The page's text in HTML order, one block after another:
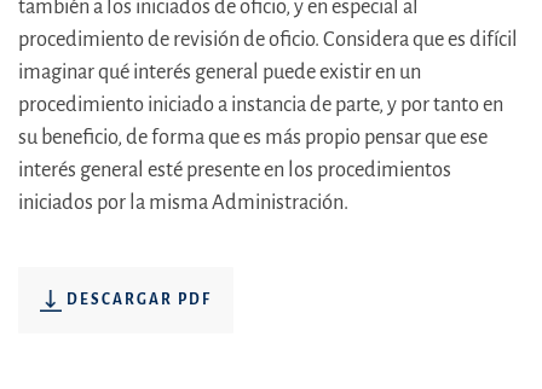
también a los iniciados de oficio, y en especial al
procedimiento de revisión de oficio. Considera que es difícil
imaginar qué interés general puede existir en un
procedimiento iniciado a instancia de parte, y por tanto en
su beneficio, de forma que es más propio pensar que ese
interés general esté presente en los procedimientos
iniciados por la misma Administración.
DESCARGAR PDF